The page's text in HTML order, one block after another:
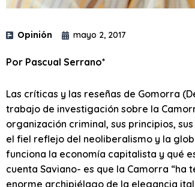
Opinión mayo 2, 2017
Por Pascual Serrano*
Las críticas y las reseñas de Gomorra
trabajo de investigación sobre la
organización criminal, sus principios,
el fiel reflejo del neoliberalismo y la
funciona la economía capitalista y qué
cuenta Saviano- es que la Camorra
enorme archipiélago de la elegancia